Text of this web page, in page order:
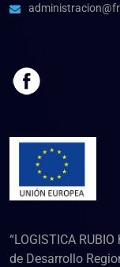
“LOGISTICA
de Desarrollo